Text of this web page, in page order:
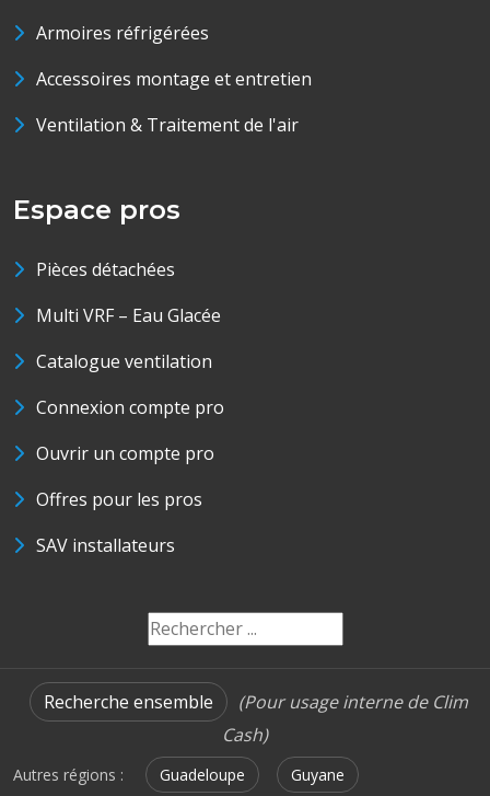
Armoires réfrigérées
Accessoires montage et entretien
Ventilation & Traitement de l'air
Espace pros
Pièces détachées
Multi VRF – Eau Glacée
Catalogue ventilation
Connexion compte pro
Ouvrir un compte pro
Offres pour les pros
SAV installateurs
Recherche ensemble
(Pour usage interne de Clim
Cash)
Autres régions : Guadeloupe Guyane